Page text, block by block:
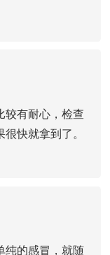
较有耐心，检查
快就拿到了。
纯的感冒，就随